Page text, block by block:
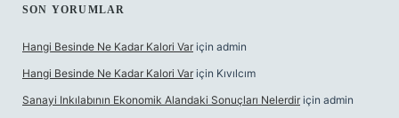
SON YORUMLAR
Hangi Besinde Ne Kadar Kalori Var için admin
Hangi Besinde Ne Kadar Kalori Var için Kıvılcım
Sanayi Inkılabının Ekonomik Alandaki Sonuçları Nelerdir için admin